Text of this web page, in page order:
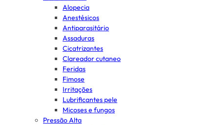
Alopecia
Anestésicos
Antiparasitário
Assaduras
Cicatrizantes
Clareador cutaneo
Feridas
Fimose
Irritações
Lubrificantes pele
Micoses e fungos
Pressão Alta